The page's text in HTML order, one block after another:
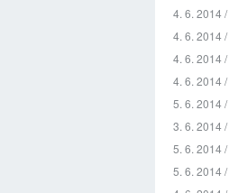
4. 6. 2014 /
4. 6. 2014 /
4. 6. 2014 /
4. 6. 2014 /
5. 6. 2014 /
3. 6. 2014 /
5. 6. 2014 /
5. 6. 2014 /